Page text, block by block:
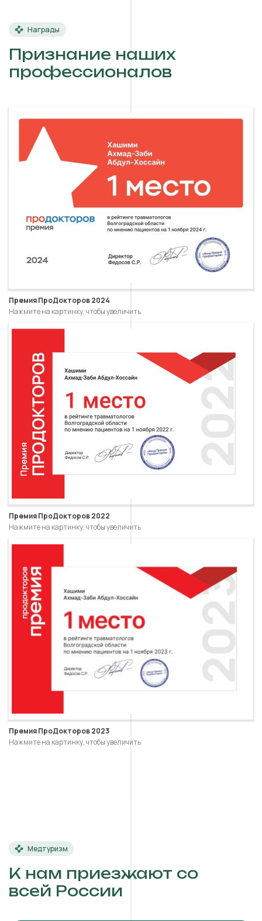
Награды
Признание наших
профессионалов
Премия ПроДокторов 2024
Нажмите на картинку, чтобы увеличить
Премия ПроДокторов 2022
Нажмите на картинку, чтобы увеличить
Премия ПроДокторов 2023
Нажмите на картинку, чтобы увеличить
Медтуризм
К нам приезжают со
всей России